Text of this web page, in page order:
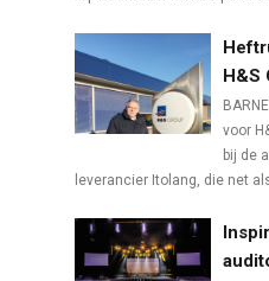
H&S
voor
bij de
leverancier Itolang, die net